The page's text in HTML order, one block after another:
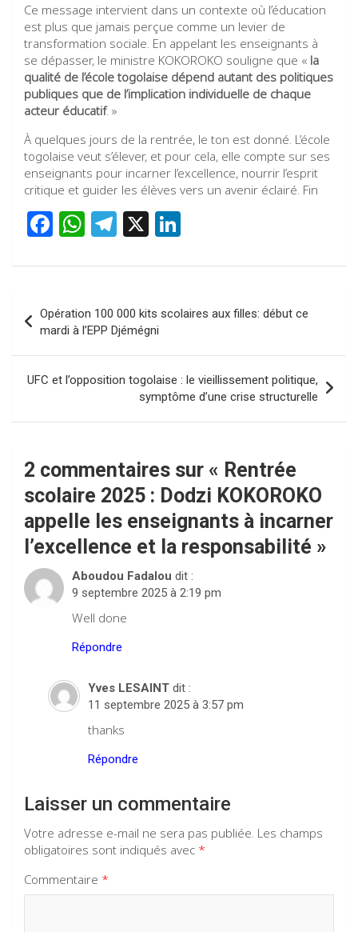
Ce message intervient dans un contexte où l’éducation
est plus que jamais perçue comme un levier de
transformation sociale. En appelant les enseignants à
se dépasser, le ministre KOKOROKO souligne que « la
qualité de l’école togolaise dépend autant des politiques
publiques que de l’implication individuelle de chaque
acteur éducatif. »
À quelques jours de la rentrée, le ton est donné. L’école
togolaise veut s’élever, et pour cela, elle compte sur ses
enseignants pour incarner l’excellence, nourrir l’esprit
critique et guider les élèves vers un avenir éclairé. Fin
F
ce
b
o
o
k
W
at
s
A
p
p
T
e
gr
a
m
X
ke
dI
n
de
l’article
Opération 100 000 kits scolaires aux filles: début ce
mardi à l’EPP Djémégni
UFC et l’opposition togolaise : le vieillissement politique,
symptôme d’une crise structurelle
2 commentaires sur « Rentrée
scolaire 2025 : Dodzi KOKOROKO
appelle les enseignants à incarner
l’excellence et la responsabilité »
Aboudou Fadalou dit :
9 septembre 2025 à 2:19 pm
Well done
Répondre
Yves LESAINT dit :
11 septembre 2025 à 3:57 pm
thanks
Répondre
Laisser un commentaire
Votre adresse e-mail ne sera pas publiée. Les champs
obligatoires sont indiqués avec *
Commentaire *